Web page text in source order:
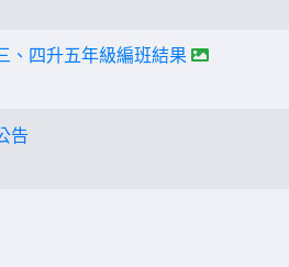
、四升五年級編班結果
告